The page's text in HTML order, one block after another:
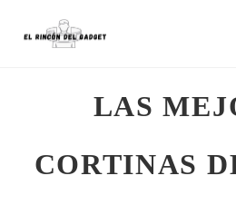
LAS
CORTINAS